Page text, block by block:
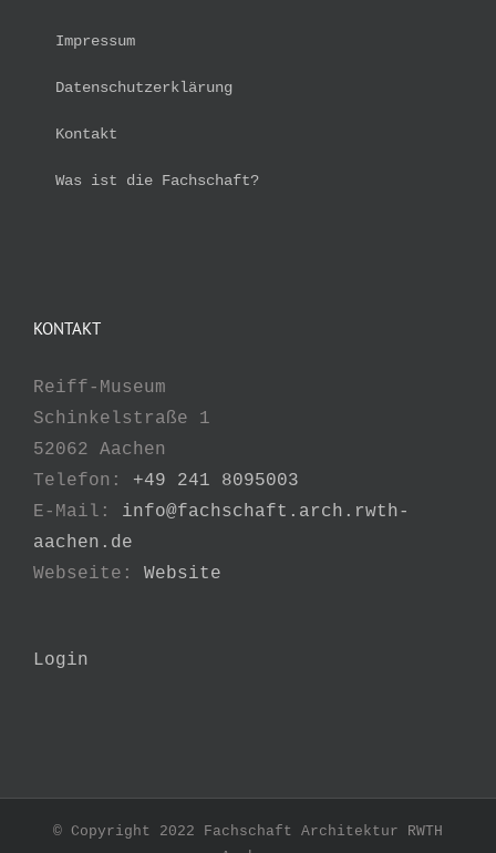
Impressum
Datenschutzerklärung
Kontakt
Was ist die Fachschaft?
KONTAKT
Reiff-Museum
Schinkelstraße 1
52062 Aachen
Telefon: +49 241 8095003
E-Mail: info@fachschaft.arch.rwth-
aachen.de
Webseite: Website
Login
© Copyright 2022 Fachschaft Architektur RWTH